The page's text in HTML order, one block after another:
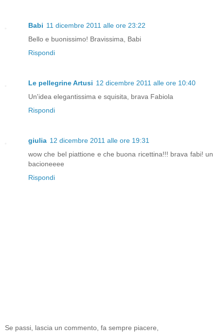
Babi 11 dicembre 2011 alle ore 23:22
Bello e buonissimo! Bravissima, Babi
Rispondi
Le pellegrine Artusi 12 dicembre 2011 alle ore 10:40
Un'idea elegantissima e squisita, brava Fabiola
Rispondi
giulia 12 dicembre 2011 alle ore 19:31
wow che bel piattione e che buona ricettina!!! brava fabi! un
bacioneeee
Rispondi
Se passi, lascia un commento, fa sempre piacere,